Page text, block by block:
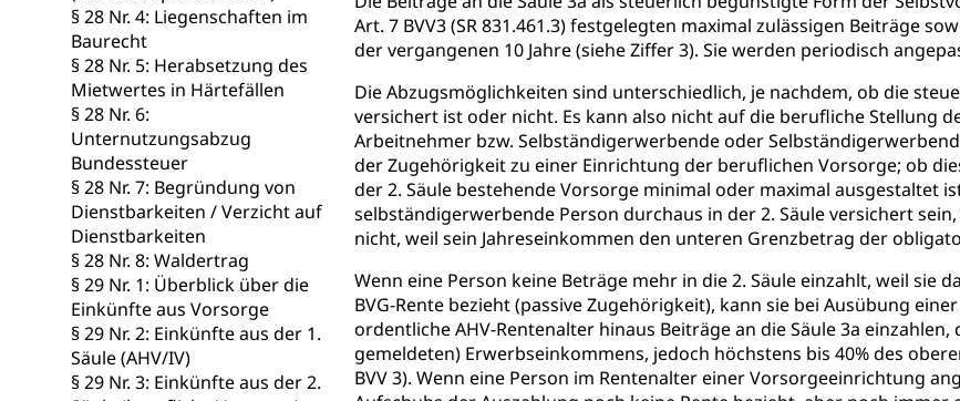
§ 28 Nr. 4: Liegenschaften im
Baurecht
§ 28 Nr. 5: Herabsetzung des
Mietwertes in Härtefällen
§ 28 Nr. 6:
Unternutzungsabzug
Bundessteuer
§ 28 Nr. 7: Begründung von
Dienstbarkeiten / Verzicht auf
Dienstbarkeiten
§ 28 Nr. 8: Waldertrag
§ 29 Nr. 1: Überblick über die
Einkünfte aus Vorsorge
§ 29 Nr. 2: Einkünfte aus der 1.
Säule (AHV/IV)
§ 29 Nr. 3: Einkünfte aus der 2.
Art. 7 BVV3 (SR 831.461.3) festgelegten maximal zulässigen Beiträge
der vergangenen 10 Jahre (siehe Ziffer 3). Sie werden periodisch
Die Abzugsmöglichkeiten sind unterschiedlich, je nachdem, ob die
versichert ist oder nicht. Es kann also nicht auf die berufliche Stellung
Arbeitnehmer bzw. Selbständigerwerbende oder
der Zugehörigkeit zu einer Einrichtung der beruflichen Vorsorge; ob
der 2. Säule bestehende Vorsorge minimal oder maximal ausgestaltet
selbständigerwerbende Person durchaus in der 2. Säule versichert
nicht, weil sein Jahreseinkommen den unteren Grenzbetrag der
Wenn eine Person keine Beträge mehr in die 2. Säule einzahlt, weil sie
BVG-Rente bezieht (passive Zugehörigkeit), kann sie bei Ausübung
ordentliche AHV-Rentenalter hinaus Beiträge an die Säule 3a
gemeldeten) Erwerbseinkommens, jedoch höchstens bis 40% des
BVV 3). Wenn eine Person im Rentenalter einer Vorsorgeeinrichtung
Schulden (gruezi.lu.ch) Betreibungsämter
Demokratie
Regierungsform, Stimm- und Wahlrecht, Stimmrecht, Abstimmungen,
Volksrechte
Kantonale Steuern
Finanzausgleich, Einkommenssteuer, Kopfsteuer, Personalsteuer,
Grundstückgewinnsteuer, Liegenschaftssteuer, Handänderungssteuer,
Reklameplakatsteuer, Verkehrssteuer, Erbschaftssteuer, Schenkungssteuer,
Steuern (Dienststelle)
Ombudsstellen
Umgang mit Beschwerden (Volksschulen) Beschwerde
Schlichtungsstelle SEG
Rassismus
Diskriminierung, Fremdenfeindlichkeit, Gleichberechtigung